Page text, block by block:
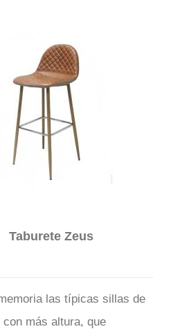
Taburete Zeus
las típicas sillas de
más altura, que